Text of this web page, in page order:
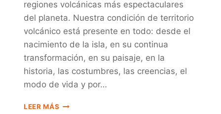
regiones volcánicas más espectaculares
del planeta. Nuestra condición de territorio
volcánico está presente en todo: desde el
nacimiento de la isla, en su continua
transformación, en su paisaje, en la
historia, las costumbres, las creencias, el
modo de vida y por…
LEER MÁS EXPERIENCIA